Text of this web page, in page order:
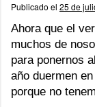
Publicado el 25 de
Ahora que el
muchos de
para ponernos
año duermen
porque no